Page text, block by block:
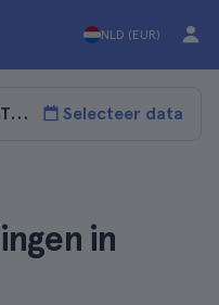
NLD (EUR)
Selecteer data
in